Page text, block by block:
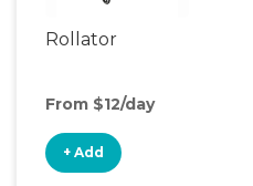
Rollator
From $12/day
+ Add